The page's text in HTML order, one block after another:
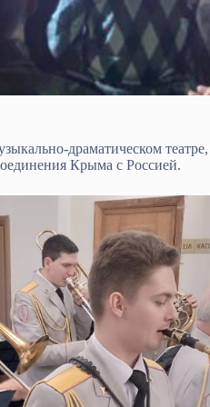
драматическом
Крыма с Россией.